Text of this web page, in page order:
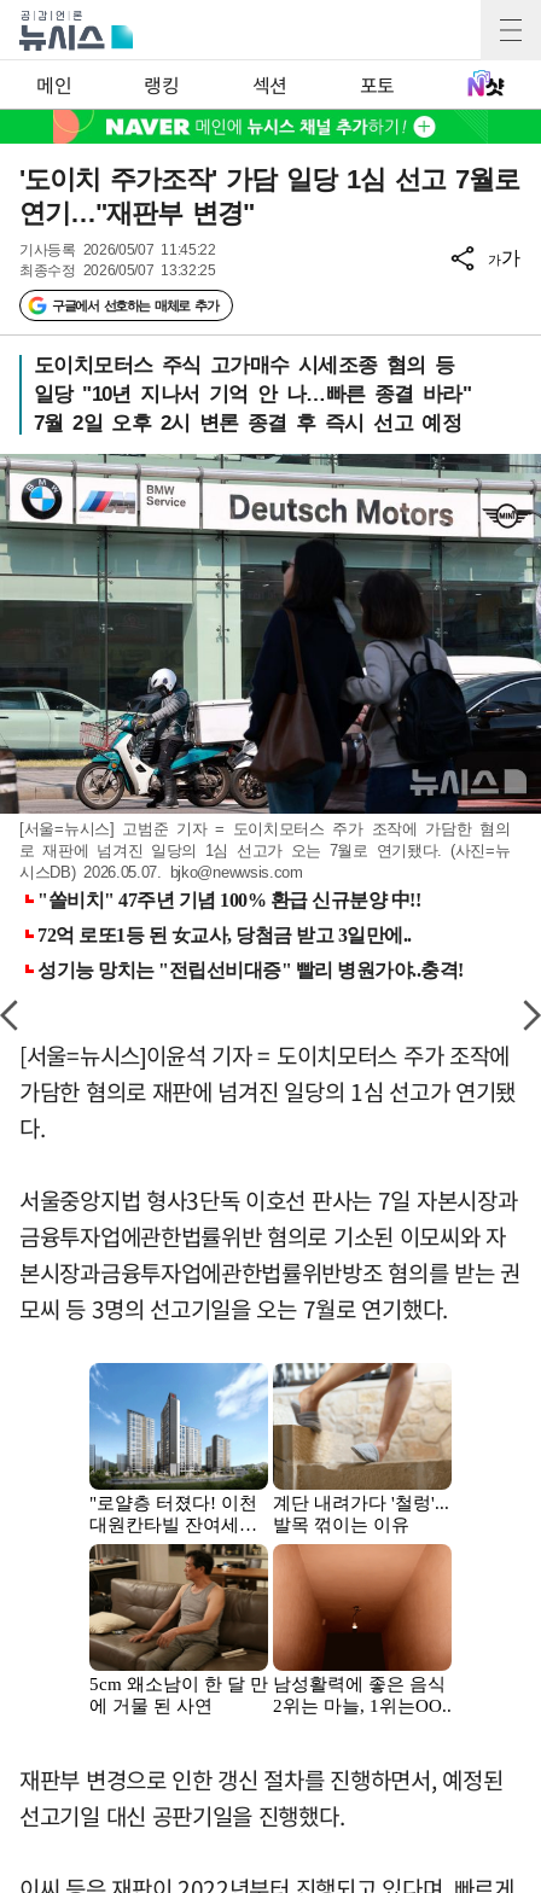
메인 랭킹 섹션 포토
'도이치 주가조작' 가담 일당 1심 선고 7월로
연기…"재판부 변경"
기사등록 2026/05/07 11:45:22
최종수정 2026/05/07 13:32:25
구글에서 선호하는 매체로 추가
가가
도이치모터스 주식 고가매수 시세조종 혐의 등
일당 "10년 지나서 기억 안 나…빠른 종결 바라"
7월 2일 오후 2시 변론 종결 후 즉시 선고 예정
[서울=뉴시스] 고범준 기자 = 도이치모터스 주가 조작에 가담한 혐의
로 재판에 넘겨진 일당의 1심 선고가 오는 7월로 연기됐다. (사진=뉴
시스DB) 2026.05.07.
bjko@newwsis.com
[서울=뉴시스]이윤석 기자 = 도이치모터스 주가 조작에
가담한 혐의로 재판에 넘겨진 일당의 1심 선고가 연기됐
다.
서울중앙지법 형사3단독 이호선 판사는 7일 자본시장과
금융투자업에관한법률위반 혐의로 기소된 이모씨와 자
본시장과금융투자업에관한법률위반방조 혐의를 받는 권
모씨 등 3명의 선고기일을 오는 7월로 연기했다.
재판부 변경으로 인한 갱신 절차를 진행하면서, 예정된
선고기일 대신 공판기일을 진행했다.